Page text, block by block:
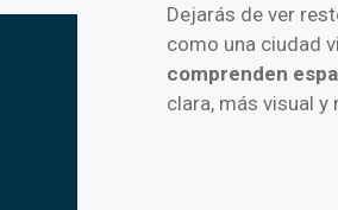
Dejarás de ver
como una ciudad
comprenden
clara, más visual